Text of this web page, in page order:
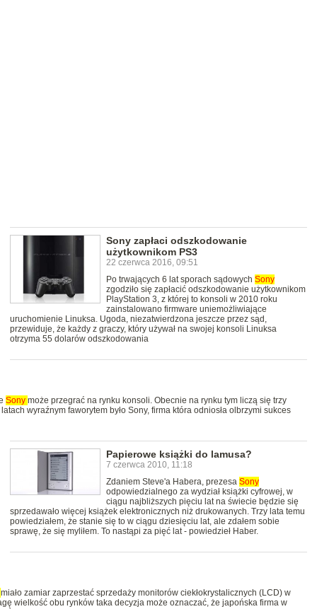
Sony zapłaci odszkodowanie
użytkownikom PS3
22 czerwca 2016, 09:51
Po trwających 6 lat sporach sądowych Sony
zgodziło się zapłacić odszkodowanie użytkownikom
PlayStation 3, z której to konsoli w 2010 roku
zainstalowano firmware uniemożliwiające
uruchomienie Linuksa. Ugoda, niezatwierdzona jeszcze przez sąd,
przewiduje, że każdy z graczy, który używał na swojej konsoli Linuksa
otrzyma 55 dolarów odszkodowania
Sony może przegrać na rynku konsoli. Obecnie na rynku tym liczą się trzy
wyraźnym faworytem było Sony, firma która odniosła olbrzymi sukces
Papierowe książki do lamusa?
7 czerwca 2010, 11:18
Zdaniem Steve'a Habera, prezesa Sony
odpowiedzialnego za wydział książki cyfrowej, w
ciągu najbliższych pięciu lat na świecie będzie się
sprzedawało więcej książek elektronicznych niż drukowanych. Trzy lata temu
powiedziałem, że stanie się to w ciągu dziesięciu lat, ale zdałem sobie
sprawę, że się myliłem. To nastąpi za pięć lat - powiedzieł Haber.
miało zamiar zaprzestać sprzedaży monitorów ciekłokrystalicznych (LCD) w
wielkość obu rynków taka decyzja może oznaczać, że japońska firma w